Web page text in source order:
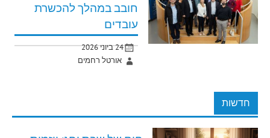
חובב במהלך להכשרת
עובדים
24 ביוני 2026
אורטל רחמים
חדשות